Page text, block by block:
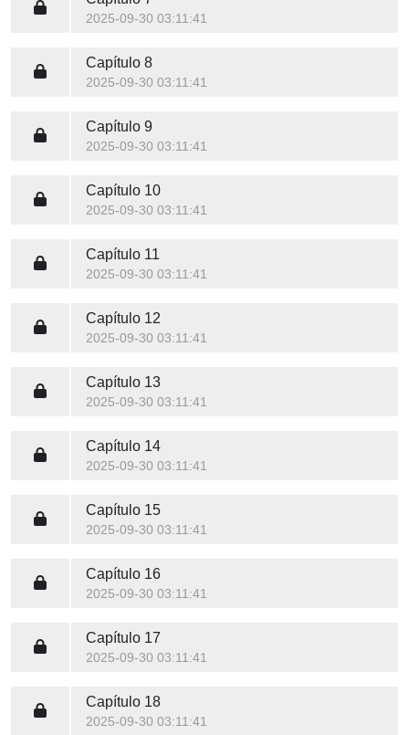
2025-09-30 03:11:41
Capítulo 8
2025-09-30 03:11:41
Capítulo 9
2025-09-30 03:11:41
Capítulo 10
2025-09-30 03:11:41
Capítulo 11
2025-09-30 03:11:41
Capítulo 12
2025-09-30 03:11:41
Capítulo 13
2025-09-30 03:11:41
Capítulo 14
2025-09-30 03:11:41
Capítulo 15
2025-09-30 03:11:41
Capítulo 16
2025-09-30 03:11:41
Capítulo 17
2025-09-30 03:11:41
Capítulo 18
2025-09-30 03:11:41